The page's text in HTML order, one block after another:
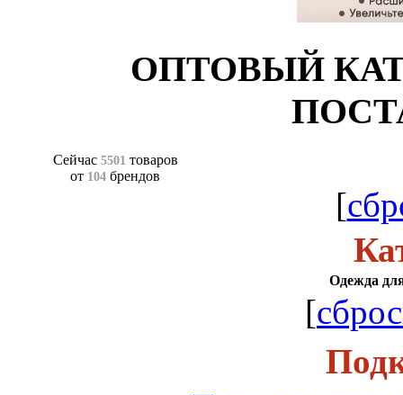
ОПТОВЫЙ
Сейчас 5501 товаров
от 104 брендов
[
Одежда
[